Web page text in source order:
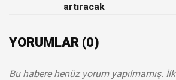
artıracak
YORUMLAR (0)
Bu habere henüz yorum yapılmamış. İlk